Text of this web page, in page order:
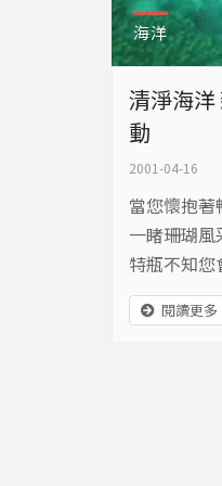
海洋
清淨海
動
2001-04-16
當您懷抱
一睹珊瑚
特瓶不知
的同時，這
丁南灣採取
閱讀更多